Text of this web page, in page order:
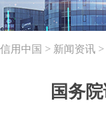
信用中国 > 新闻资讯 >
国务